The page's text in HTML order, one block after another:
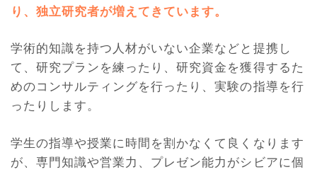
り、独立研究者が増えてきています。
学術的知識を持つ人材がいない企業などと提携し
て、研究プランを練ったり、研究資金を獲得するた
めのコンサルティングを行ったり、実験の指導を行
ったりします。
学生の指導や授業に時間を割かなくて良くなります
が、専門知識や営業力、プレゼン能力がシビアに個